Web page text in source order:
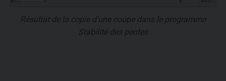
Résultat de la copie d’une coupe dans le programme
Stabilité des pentes